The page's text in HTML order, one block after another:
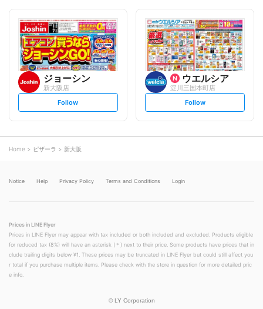
l
o
w
l
o
w
ジョーシン
新大阪店
s
t
o
w
Follow
ウエルシア
淀川三国本町店
s
t
Follow
Home ピザーラ 新大阪
Notice Help Privacy Policy Terms and Conditions Login
Prices in LINE Flyer
Prices in LINE Flyer may appear with tax included or both included and excluded. Products eligible
for reduced tax (8%) will have an asterisk (＊) next to their price. Some products have prices that in
clude trailing digits below ¥1. These prices may be truncated in LINE Flyer but could still affect you
r total if you purchase multiple items. Please check with the store in question for more detailed pric
e info.
© LY Corporation